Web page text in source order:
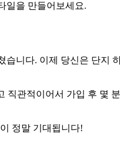
일을 만들어보세요.
니다. 이제 당신은 단지
관적이어서 가입 후 몇
정말 기대됩니다!